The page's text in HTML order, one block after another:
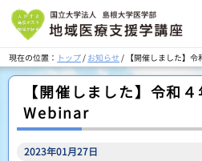
このページの本文へ
現在の位置： トップ/ お知らせ / 【開催しました】
【開催しました】令和
Webinar
2023年01月27日